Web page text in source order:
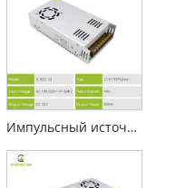
Импульсный источник питания трансформатора из чистой меди 12 В, 500 Вт